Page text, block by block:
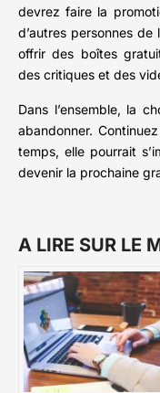
devrez faire la
d’autres personnes
offrir des boîtes
des critiques et des
Dans l’ensemble, la
abandonner.
temps, elle pourrait
devenir la prochaine
A LIRE SUR LE